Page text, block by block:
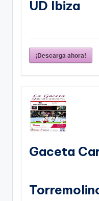
UD Ibiza
¡Descarga ahora!
Gaceta